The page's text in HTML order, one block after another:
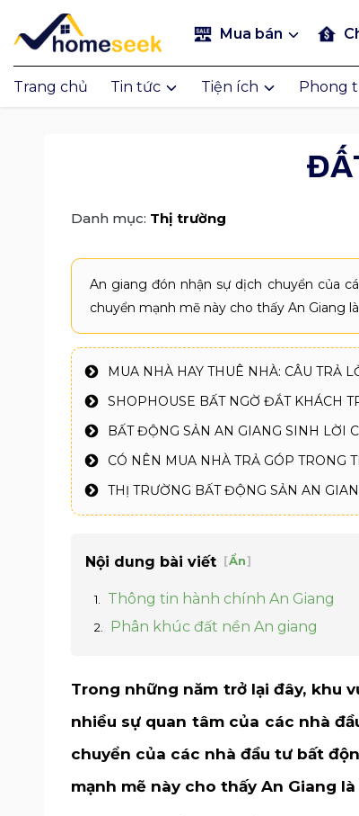
Mua bán
Trang chủ Tin tức Tiện ích Phong
Danh mục: Thị trường
An giang đón nhận sự dịch chuyển của
chuyển mạnh mẽ này cho thấy An Giang
MUA NHÀ HAY THUÊ NHÀ: CÂU TRẢ
SHOPHOUSE BẤT NGỜ ĐẮT KHÁCH
BẤT ĐỘNG SẢN AN GIANG SINH LỜI
CÓ NÊN MUA NHÀ TRẢ GÓP TRONG
THỊ TRƯỜNG BẤT ĐỘNG SẢN AN
Nội dung bài viết [Ẩn]
Thông tin hành chính An Giang
Phân khúc đất nền An giang
Trong những năm trở lại đây, khu
nhiều sự quan tâm của các nhà
chuyển của các nhà đầu tư bất
mạnh mẽ này cho thấy An Giang